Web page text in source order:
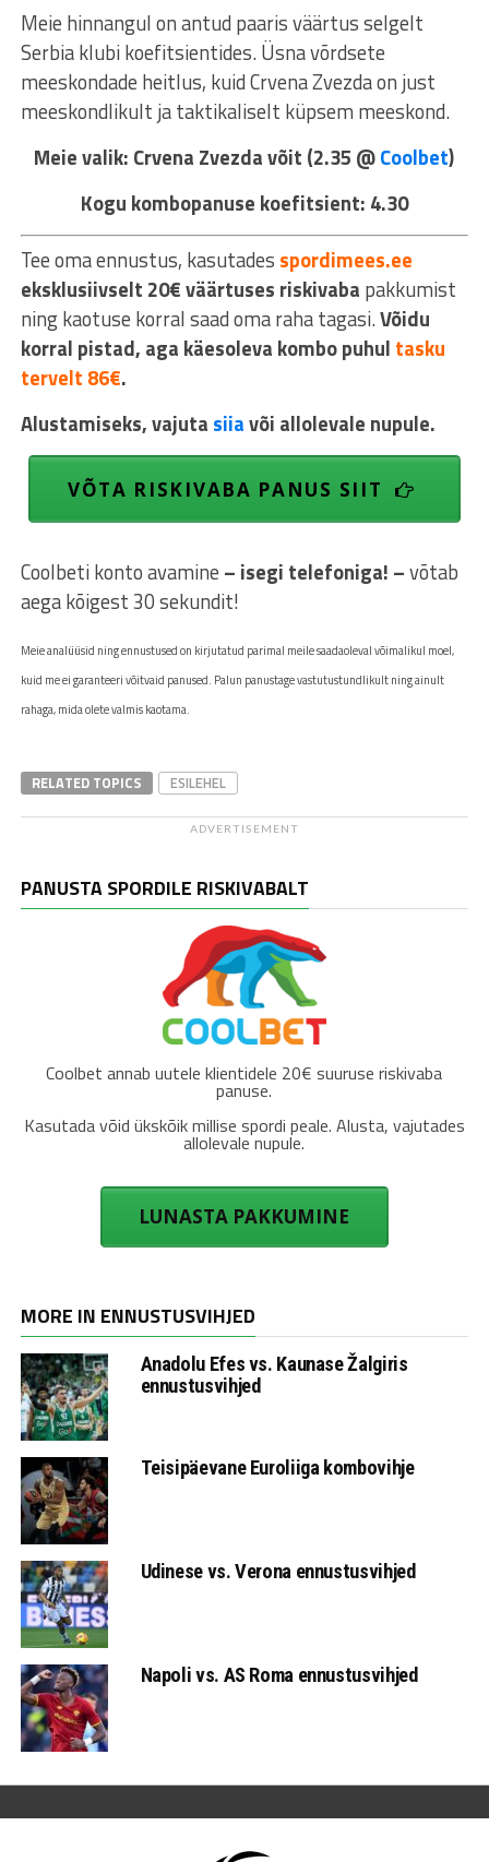
Meie hinnangul on antud paaris väärtus selgelt
Serbia klubi koefitsientides. Üsna võrdsete
meeskondade heitlus, kuid Crvena Zvezda on just
meeskondlikult ja taktikaliselt küpsem meeskond.
Meie valik: Crvena Zvezda võit (2.35 @Coolbet)
Kogu kombopanuse koefitsient: 4.30
Tee oma ennustus, kasutades spordimees.ee
eksklusiivselt 20€ väärtuses riskivaba pakkumist
ning kaotuse korral saad oma raha tagasi.Võidu
korral pistad, aga käesoleva kombo puhul tasku
tervelt 86€.
Alustamiseks, vajuta siiavõi allolevale nupule.
VÕTA RISKIVABA PANUS SIIT
Coolbeti konto avamine – isegi telefoniga! –võtab
aega kõigest 30 sekundit!
Meieanalüüsid ning ennustused on kirjutatud parimal meile saadaoleval võimalikul moel,
kuid me ei garanteeri võitvaid panused. Palun panustage vastutustundlikult ning ainult
rahaga, mida olete valmis kaotama.
RELATED TOPICS ESILEHEL
ADVERTISEMENT
PANUSTA SPORDILE RISKIVABALT
Coolbet annab uutele klientidele 20€ suuruse riskivaba
panuse.
Kasutada võid ükskõik millise spordi peale. Alusta, vajutades
allolevale nupule.
LUNASTA PAKKUMINE
MORE IN ENNUSTUSVIHJED
Anadolu Efes vs. Kaunase Žalgiris
ennustusvihjed
Teisipäevane Euroliiga kombovihje
Udinese vs. Verona ennustusvihjed
Napoli vs. AS Roma ennustusvihjed